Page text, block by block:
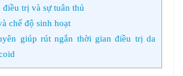
điều trị và sự tuân thủ
chế độ sinh hoạt
giúp rút ngắn thời gian điều trị da